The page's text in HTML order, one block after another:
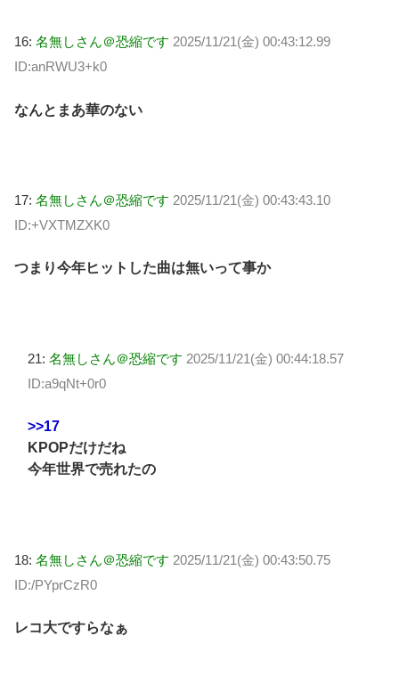
16: 名無しさん＠恐縮です 2025/11/21(金) 00:43:12.99
ID:anRWU3+k0
なんとまあ華のない
17: 名無しさん＠恐縮です 2025/11/21(金) 00:43:43.10
ID:+VXTMZXK0
つまり今年ヒットした曲は無いって事か
21: 名無しさん＠恐縮です 2025/11/21(金) 00:44:18.57
ID:a9qNt+0r0
>>17
KPOPだけだね
今年世界で売れたの
18: 名無しさん＠恐縮です 2025/11/21(金) 00:43:50.75
ID:/PYprCzR0
レコ大ですらなぁ